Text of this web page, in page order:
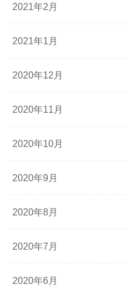
2021年2月
2021年1月
2020年12月
2020年11月
2020年10月
2020年9月
2020年8月
2020年7月
2020年6月